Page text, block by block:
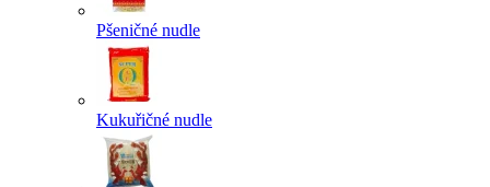
Pšeničné nudle
Kukuřičné nudle